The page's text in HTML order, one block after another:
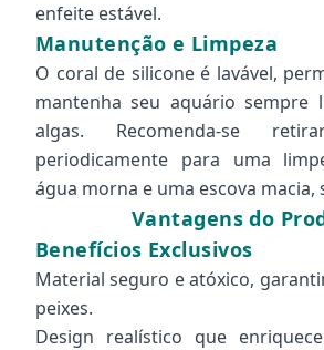
enfeite estável.
Manutenção e Limpeza
O coral de silicone é lavável,
mantenha seu aquário sempre
algas. Recomenda-se
periodicamente para uma
água morna e uma escova macia,
Vantagens do
Benefícios Exclusivos
Material seguro e atóxico,
peixes.
Design realístico que